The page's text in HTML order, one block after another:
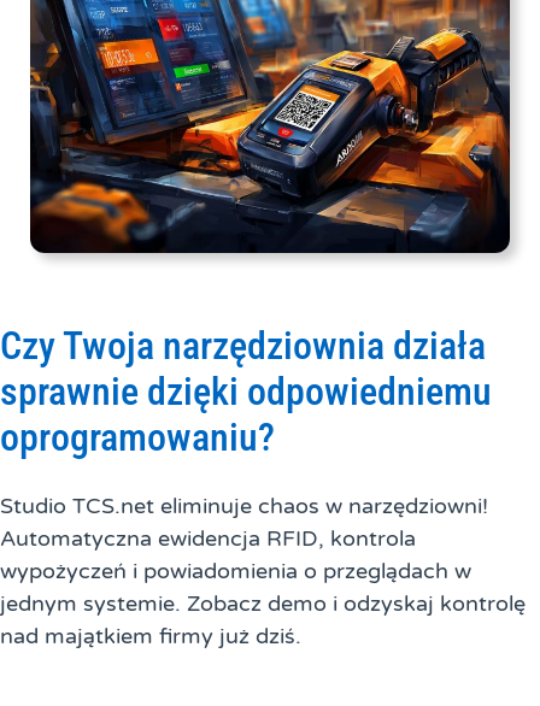
Czy Twoja narzędziownia działa
sprawnie dzięki odpowiedniemu
oprogramowaniu?
Studio TCS.net eliminuje chaos w narzędziowni!
Automatyczna ewidencja RFID, kontrola
wypożyczeń i powiadomienia o przeglądach w
jednym systemie. Zobacz demo i odzyskaj kontrolę
nad majątkiem firmy już dziś.